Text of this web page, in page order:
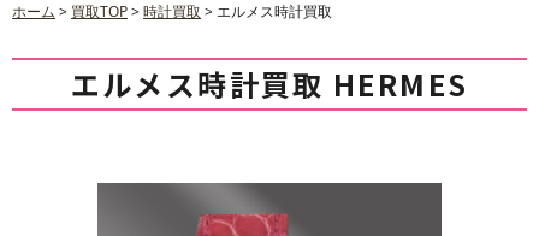
ホーム > 買取TOP>時計買取 > エルメス時計買取
エルメス時計買取 HERMES